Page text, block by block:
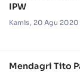
IPW
Kamis, 20 Agu 2020
Mendagri Tito Pasrah